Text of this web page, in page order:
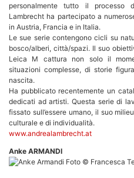
personalmente tutto il processo
Lambrecht ha partecipato a
in Austria, Francia e in Italia.
Le sue serie contengono cicli su
bosco/alberi, città/spazi. Il suo
Leica M cattura non solo il
situazioni complesse, di storie
nascita.
Ha pubblicato recentemente un
dedicati ad artisti. Questa serie di
fissato sull’essere umano, il suo
culturale e di individualità.
www.andrealambrecht.at
Anke ARMANDI